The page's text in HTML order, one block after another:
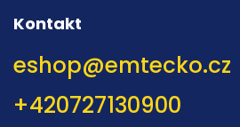
Kontakt
eshop@emtecko.cz
+420727130900